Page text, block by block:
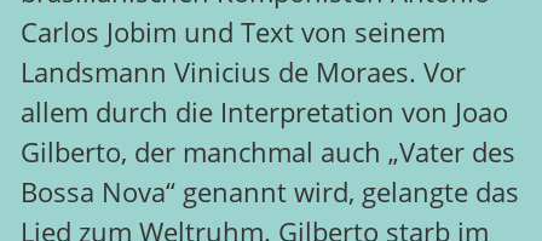
Carlos Jobim und Text von seinem
Landsmann Vinicius de Moraes. Vor
allem durch die Interpretation von Joao
Gilberto, der manchmal auch „Vater des
Bossa Nova“ genannt wird, gelangte das
Lied zum Weltruhm. Gilberto starb im